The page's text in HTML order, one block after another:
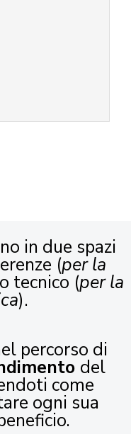
in due spazi
(per la
tecnico (per la
).
percorso di
del
come
ogni sua